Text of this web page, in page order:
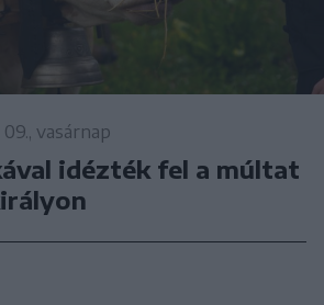
vasárnap
idézték fel a múltat